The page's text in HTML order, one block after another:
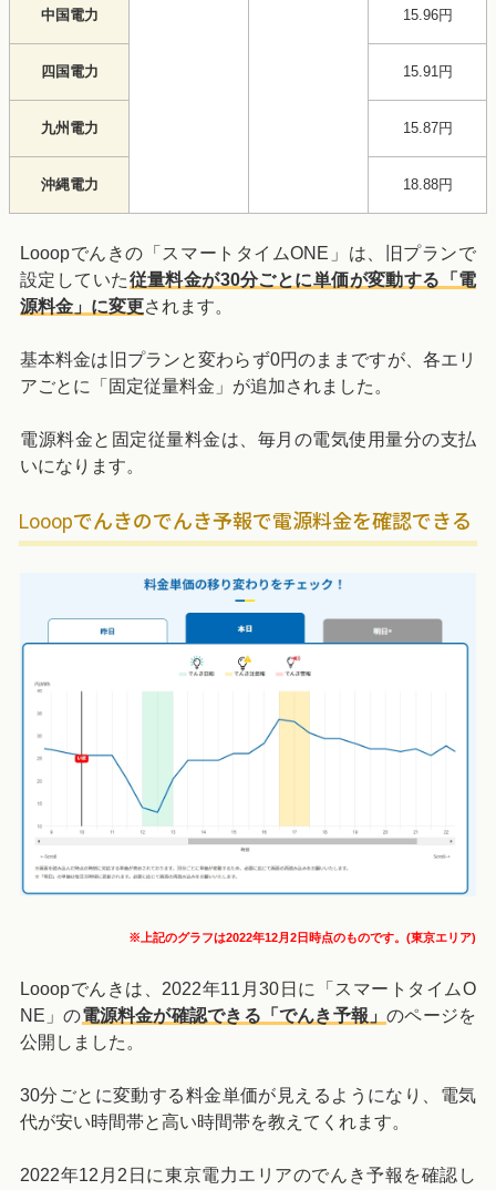
中国電力 15.96円
四国電力 15.91円
九州電力 15.87円
沖縄電力 18.88円
Looopでんきの「スマートタイムONE」は、旧プランで
設定していた従量料金が30分ごとに単価が変動する「電
源料金」に変更されます。
基本料金は旧プランと変わらず0円のままですが、各エリ
アごとに「固定従量料金」が追加されました。
電源料金と固定従量料金は、毎月の電気使用量分の支払
いになります。
Looopでんきのでんき予報で電源料金を確認できる
※上記のグラフは2022年12月2日時点のものです。(東京エリア)
Looopでんきは、2022年11月30日に「スマートタイムO
NE」の電源料金が確認できる「でんき予報」のページを
公開しました。
30分ごとに変動する料金単価が見えるようになり、電気
代が安い時間帯と高い時間帯を教えてくれます。
2022年12月2日に東京電力エリアのでんき予報を確認し